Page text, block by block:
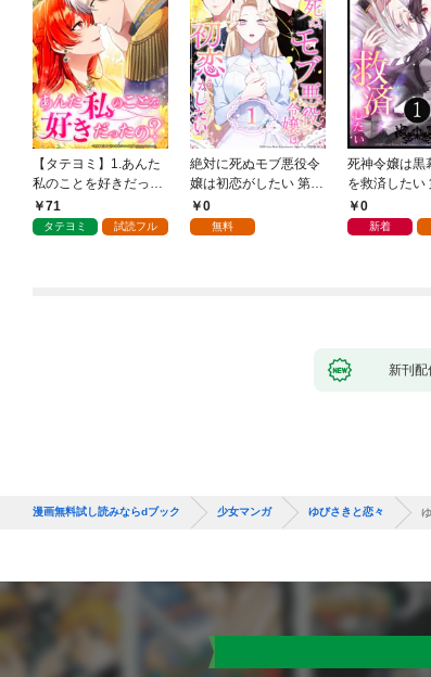
【タテヨミ】1.あんた
私のことを好きだった
の？
71
タテヨミ 試読フル
絶対に死ぬモブ悪役令
嬢は初恋がしたい 第1
話0
無料
死神令嬢は黒
を救済したい
0
新着
新刊配
漫画無料試し読みならdブック 少女マンガ ゆびさきと恋々